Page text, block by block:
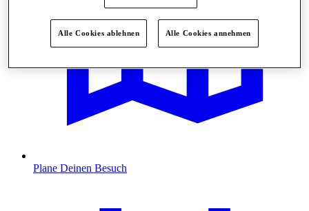
Plane Deinen Besuch
Alle Cookies ablehnen Alle Cookies annehmen